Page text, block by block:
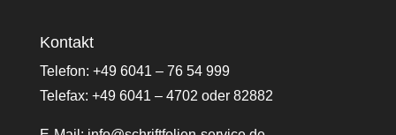
Kontakt
Telefon: +49 6041 – 76 54 999
Telefax: +49 6041 – 4702 oder 82882